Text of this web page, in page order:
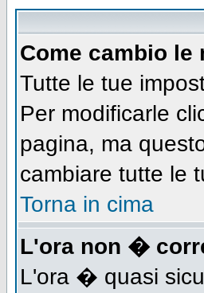
Come cambio le
Tutte le tue
Per modificarle
pagina, ma
cambiare tutte le
Torna in cima
L'ora non �
L'ora � quasi